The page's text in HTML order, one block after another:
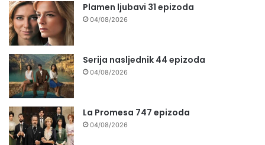
Plamen ljubavi 31 epizoda
04/08/2026
Serija nasljednik 44 epizoda
04/08/2026
La Promesa 747 epizoda
04/08/2026